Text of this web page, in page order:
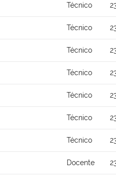
Técnico
Técnico
Técnico
Técnico
Técnico
Técnico
Técnico
Docente